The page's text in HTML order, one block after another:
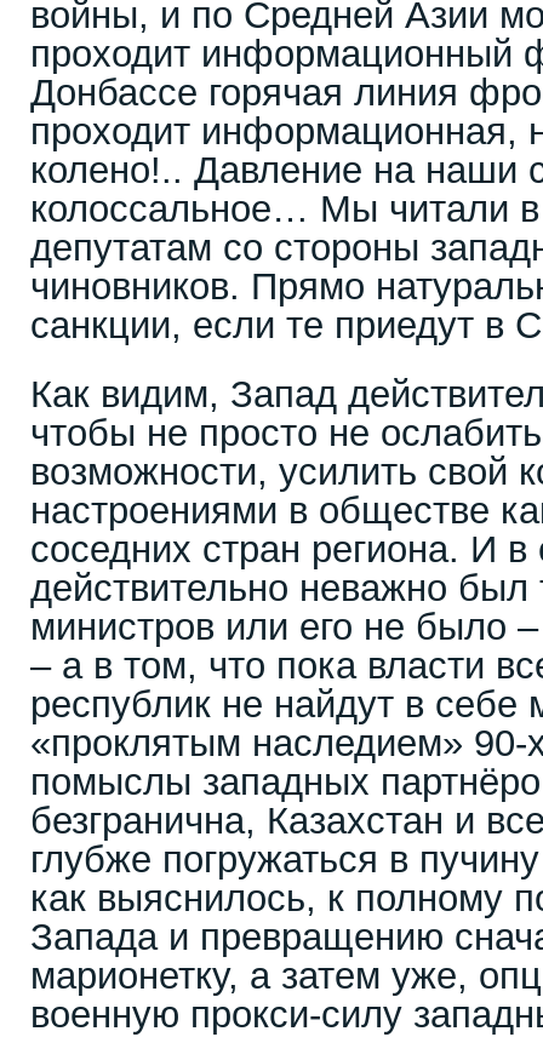
войны, и по Средней Азии
проходит информационный
Донбассе горячая линия
проходит информационная,
колено!.. Давление на наши
колоссальное… Мы читали в
депутатам со стороны
чиновников. Прямо
санкции, если те приедут в
Как видим, Запад
чтобы не просто не
возможности, усилить свой
настроениями в обществе
соседних стран региона. И в
действительно неважно был
министров или его не было
– а в том, что пока власти
республик не найдут в себе
«проклятым наследием» 90-
помыслы западных
безгранична, Казахстан и
глубже погружаться в
как выяснилось, к полному
Запада и превращению
марионетку, а затем уже,
военную прокси-силу